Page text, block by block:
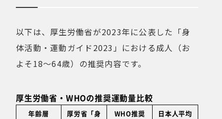
以下は、厚生労働省が2023年に公表した「身
体活動・運動ガイド2023」における成人（お
よそ18〜64歳）の推奨内容です。
厚生労働省・WHOの推奨運動量比較
年齢層
厚労省「身
WHO推奨 日本人平均